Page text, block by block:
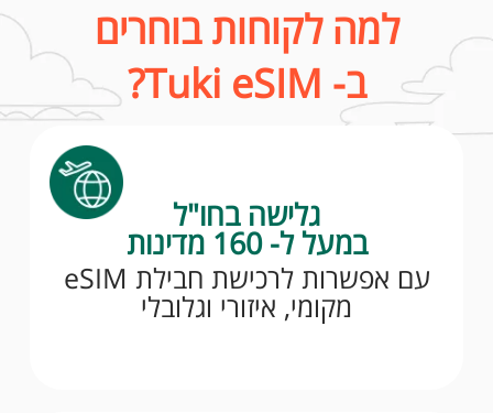
למה לקוחות בוחרים
ב- Tuki eSIM?
גלישה בחו"ל
במעל ל- 160 מדינות
עם אפשרות לרכישת חבילת eSIM
מקומי, איזורי וגלובלי